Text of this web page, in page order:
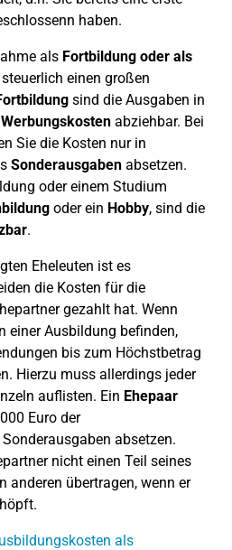
haben.
als Fortbildung oder als
einen großen
sind die Ausgaben in
Werbungskosten abziehbar. Bei
Sie die Kosten nur in
Sonderausgaben absetzen.
oder einem Studium
oder ein Hobby, sind die
.
Eheleuten ist es
die Kosten für die
gezahlt hat. Wenn
einer Ausbildung befinden,
bis zum Höchstbetrag
Hierzu muss allerdings jeder
auflisten. Ein Ehepaar
Euro der
absetzen.
nicht einen Teil seines
anderen übertragen, wenn er
als